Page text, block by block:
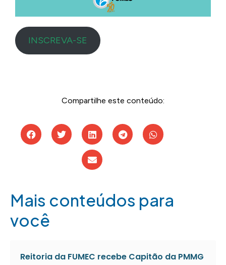
INSCREVA-SE
Compartilhe este conteúdo:
Mais conteúdos para
você
Reitoria da FUMEC recebe Capitão da PMMG